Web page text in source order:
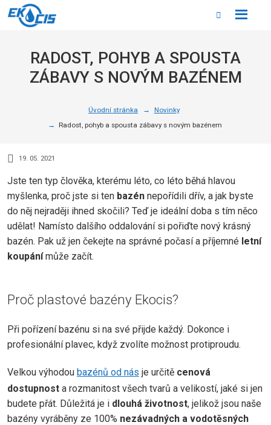
RADOST, POHYB A SPOUSTA
ZÁBAVY S NOVÝM BAZÉNEM
Úvodní stránka
Novinky
Radost, pohyb a spousta zábavy s novým bazénem
19. 05. 2021
Jste ten typ člověka, kterému léto, co léto běhá hlavou
myšlenka, proč jste si ten bazén nepořídili dřív, a jak byste
do něj nejraději ihned skočili? Teď je ideální doba s tím něco
udělat! Namísto dalšího oddalování si pořiďte nový krásný
bazén. Pak už jen čekejte na správné počasí a příjemné letní
koupánímůže začít.
Proč plastové bazény Ekocis?
Při pořízení bazénu si na své přijde každý. Dokonce i
profesionální plavec, když zvolíte možnost protiproudu.
Velkou výhodou bazénů od nás je určitě cenová
dostupnost a rozmanitost všech tvarů a velikostí, jaké si jen
budete přát. Důležitá je i dlouhá životnost, jelikož jsou naše
bazény vyráběny ze 100% nezávadných a vodotěsných